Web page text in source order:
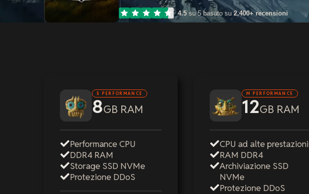
4.5 su 5 basato su2,400+ recensioni
S PERFORMANCE
8GB RAM
Performance CPU
DDR4 RAM
Storage SSD NVMe
Protezione DDoS
M PERFORMANCE
12GB RAM
CPU ad alte prestazioni
RAM DDR4
Archiviazione SSD
NVMe
Protezione DDoS